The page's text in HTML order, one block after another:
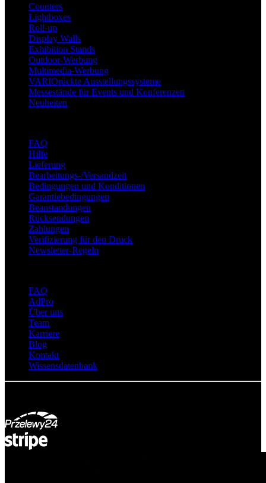
Counters
Lightboxes
Roll-up
Display Walls
Exhibition Stands
Outdoor-Werbung
Multimedia-Werbung
VARIOrückte Ausstellungssysteme
Messestände für Events und Konferenzen
Neuheiten
FAQ
Hilfe
Lieferung
Bearbeitungs-/Versandzeit
Bedingungen und Konditionen
Garantiebedingungen
Beanstandungen
Rücksendungen
Zahlungen
Verifizierung für den Druck
Newsletter-Regeln
FAQ
AdPro
Über uns
Team
Karriere
Blog
Kontakt
Wissensdatenbank